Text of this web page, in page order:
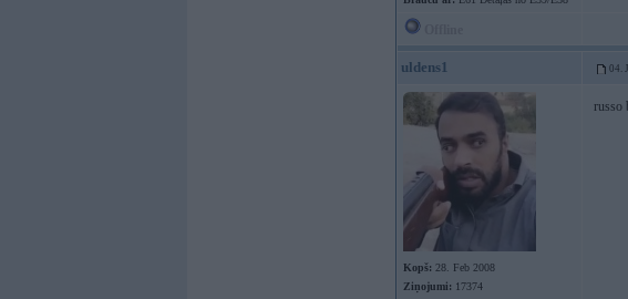
uldens1 04.
Kopš: 28. Feb 2008
Ziņojumi: 17374
russo